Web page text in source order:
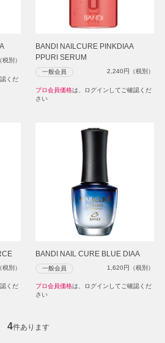
税別）
くだ
BANDI NAILCURE PINKDIAA
PPURI SERUM
一般会員 2,240円（税別）
プロ会員価格は、ログインしてご確認くだ
さい
税別）
くだ
BANDI NAIL CURE BLUE DIAA
一般会員 1,620円（税別）
プロ会員価格は、ログインしてご確認くだ
さい
4件あります